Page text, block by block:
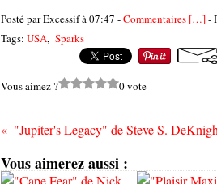
Posté par Excessif à 07:47 -Commentaires […]-
Tags: USA, Sparks
Vous aimez ? 0 vote
Vous aimerez aussi :